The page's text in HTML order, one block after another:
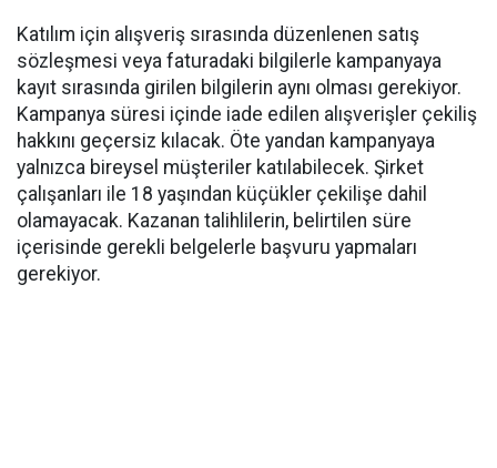
Katılım için alışveriş sırasında düzenlenen satış
sözleşmesi veya faturadaki bilgilerle kampanyaya
kayıt sırasında girilen bilgilerin aynı olması gerekiyor.
Kampanya süresi içinde iade edilen alışverişler çekiliş
hakkını geçersiz kılacak. Öte yandan kampanyaya
yalnızca bireysel müşteriler katılabilecek. Şirket
çalışanları ile 18 yaşından küçükler çekilişe dahil
olamayacak. Kazanan talihlilerin, belirtilen süre
içerisinde gerekli belgelerle başvuru yapmaları
gerekiyor.